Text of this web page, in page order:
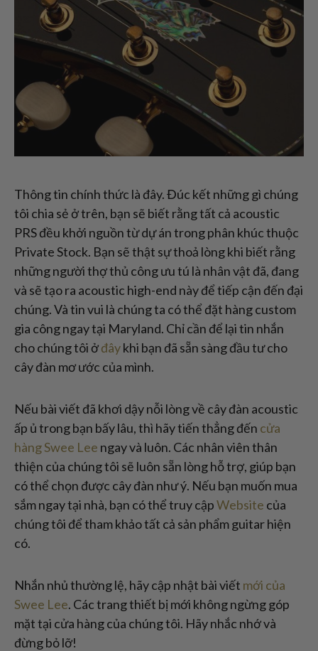
Thông tin chính thức là đây. Đúc kết những gì chúng
tôi chia sẻ ở trên, bạn sẽ biết rằng tất cả acoustic
PRS đều khởi nguồn từ dự án trong phân khúc thuộc
Private Stock. Bạn sẽ thật sự thoả lòng khi biết rằng
những người thợ thủ công ưu tú là nhân vật đã, đang
và sẽ tạo ra acoustic high-end này để tiếp cận đến đại
chúng. Và tin vui là chúng ta có thể đặt hàng custom
gia công ngay tại Maryland. Chỉ cần để lại tin nhắn
cho chúng tôi ởđâykhi bạn đã sẵn sàng đầu tư cho
cây đàn mơ ước của mình.
Nếu bài viết đã khơi dậy nỗi lòng về cây đàn acoustic
ấp ủ trong bạn bấy lâu, thì hãy tiến thẳng đến cửa
hàng Swee Lee ngay và luôn. Các nhân viên thân
thiện của chúng tôi sẽ luôn sẵn lòng hỗ trợ, giúp bạn
có thể chọn được cây đàn như ý. Nếu bạn muốn mua
sắm ngay tại nhà, bạn có thể truy cậpWebsite của
chúng tôi để tham khảo tất cả sản phẩm guitar hiện
có.
Nhắn nhủ thường lệ, hãy cập nhật bài viết mới của
Swee Lee. Các trang thiết bị mới không ngừng góp
mặt tại cửa hàng của chúng tôi. Hãy nhắc nhớ và
đừng bỏ lỡ!